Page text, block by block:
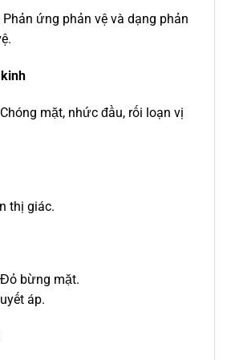
Phản ứng phản vệ và dạng phản
mặt, nhức đầu, rối loạn vị
thị giác.
bừng mặt.
áp.